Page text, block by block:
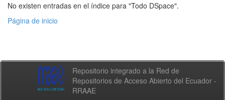
No existen entradas en el índice para "Todo DSpace".
Página de inicio
Repositorio integrado a la Red de
Repositorios de Acceso Abierto del Ecuador -
RRAAE